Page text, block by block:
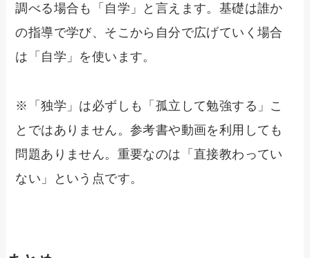
調べる場合も「自学」と言えます。基礎は誰か
の指導で学び、そこから自分で広げていく場合
は「自学」を使います。
※「独学」は必ずしも「孤立して勉強する」こ
とではありません。参考書や動画を利用しても
問題ありません。重要なのは「直接教わってい
ない」という点です。